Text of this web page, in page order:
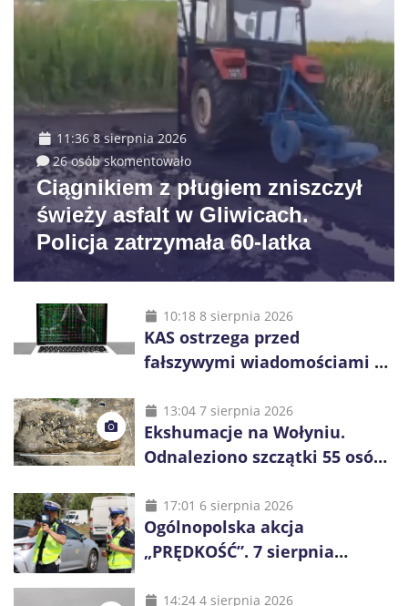
11:36 8 sierpnia 2026
26 osób skomentowało
Ciągnikiem z pługiem zniszczył
świeży asfalt w Gliwicach.
Policja zatrzymała 60-latka
10:18 8 sierpnia 2026
KAS ostrzega przed
fałszywymi wiadomościami o
48 godzin
13:04 7 sierpnia 2026
Ekshumacje na Wołyniu.
Odnaleziono szczątki 55 osób,
17:01 6 sierpnia 2026
Ogólnopolska akcja
„PRĘDKOŚĆ”. 7 sierpnia
14:24 4 sierpnia 2026